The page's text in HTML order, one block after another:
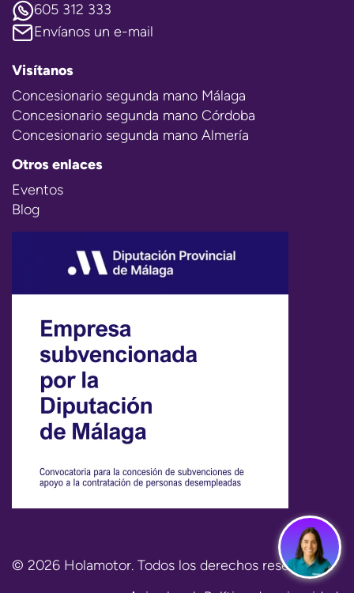
605 312 333
Envíanos un e-mail
Visítanos
Concesionario segunda mano Málaga
Concesionario segunda mano Córdoba
Concesionario segunda mano Almería
Otros enlaces
Eventos
Blog
© 2026 Holamotor. Todos los derechos reservados.